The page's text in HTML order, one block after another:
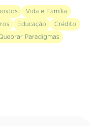
Vida e Família
Educação Crédito
Paradigmas